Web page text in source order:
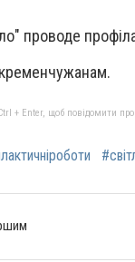
проводе
+ Enter, щоб повідомити